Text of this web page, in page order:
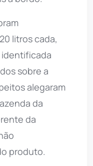
litros cada,
sobre a
alegaram
da
da
produto.